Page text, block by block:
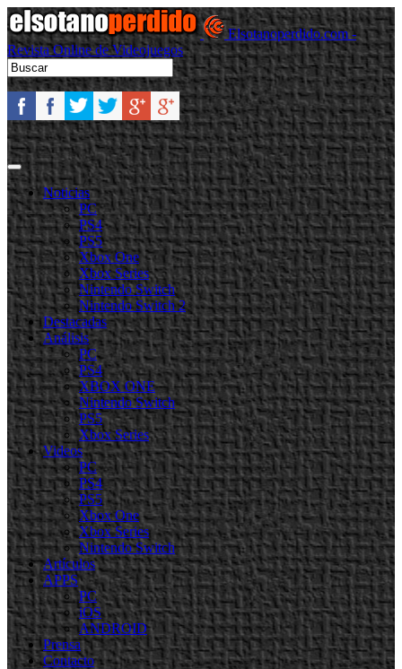
Elsotanoperdido.com -
Revista Online de Videojuegos
Noticias
PC
PS4
PS5
Xbox One
Xbox Series
Nintendo Switch
Nintendo Switch 2
Destacadas
Análisis
PC
PS4
XBOX ONE
Nintendo Switch
PS5
Xbox Series
Videos
PC
PS4
PS5
Xbox One
Xbox Series
Nintendo Switch
Artículos
APPS
PC
iOS
ANDROID
Prensa
Contacto